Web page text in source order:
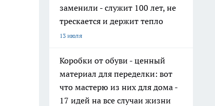
заменили - служит 100 лет, не
трескается и держит тепло
13 июля
Коробки от обуви - ценный
материал для переделки: вот
что мастерю из них для дома -
17 идей на все случаи жизни